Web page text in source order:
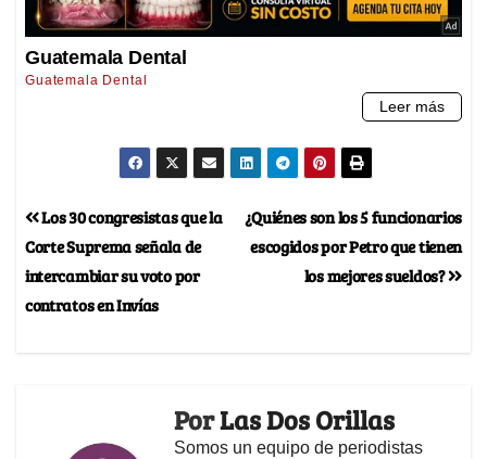
¿Quiénes son los 5 funcionarios
escogidos por Petro que tienen
los mejores sueldos?
Los 30 congresistas que la
Corte Suprema señala de
intercambiar su voto por
contratos en Invías
PorLas Dos Orillas
Somos un equipo de periodistas